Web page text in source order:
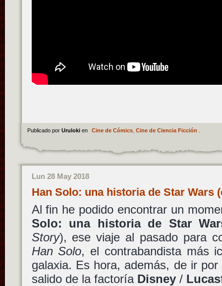
Publicado por Uruloki en Cine de Cómics, Cine de Ciencia Ficción
Lun 28 May 2018
Han Solo: una historia de Star Wars
Al fin he podido encontrar un
Solo: una historia de Star
Story), ese viaje al pasado para
Han Solo, el contrabandista más
galaxia. Es hora, además, de ir
salido de la factoría Disney/